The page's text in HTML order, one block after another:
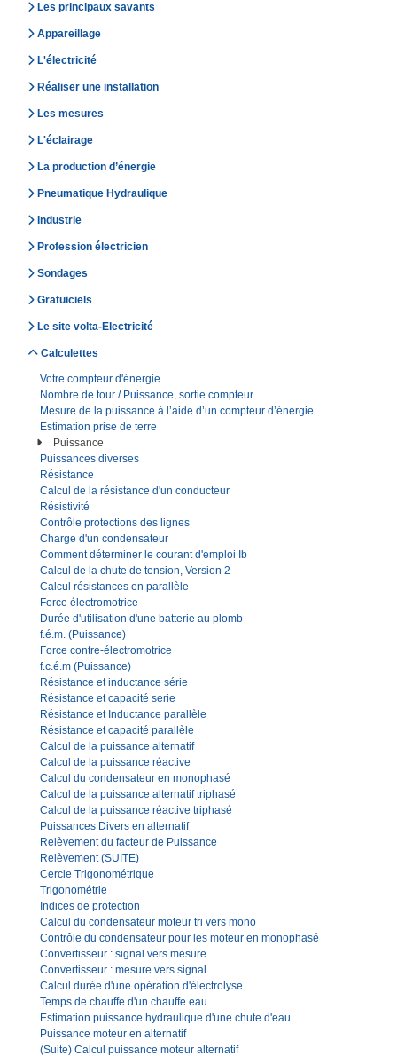
Les principaux savants
Appareillage
L'électricité
Réaliser une installation
Les mesures
L'éclairage
La production d’énergie
Pneumatique Hydraulique
Industrie
Profession électricien
Sondages
Gratuiciels
Le site volta-Electricité
Calculettes
Votre compteur d'énergie
Nombre de tour / Puissance, sortie compteur
Mesure de la puissance à l’aide d’un compteur d’énergie
Estimation prise de terre
Puissance
Puissances diverses
Résistance
Calcul de la résistance d'un conducteur
Résistivité
Contrôle protections des lignes
Charge d'un condensateur
Comment déterminer le courant d'emploi Ib
Calcul de la chute de tension, Version 2
Calcul résistances en parallèle
Force électromotrice
Durée d'utilisation d'une batterie au plomb
f.é.m. (Puissance)
Force contre-électromotrice
f.c.é.m (Puissance)
Résistance et inductance série
Résistance et capacité serie
Résistance et Inductance parallèle
Résistance et capacité parallèle
Calcul de la puissance alternatif
Calcul de la puissance réactive
Calcul du condensateur en monophasé
Calcul de la puissance alternatif triphasé
Calcul de la puissance réactive triphasé
Puissances Divers en alternatif
Relèvement du facteur de Puissance
Relèvement (SUITE)
Cercle Trigonométrique
Trigonométrie
Indices de protection
Calcul du condensateur moteur tri vers mono
Contrôle du condensateur pour les moteur en monophasé
Convertisseur : signal vers mesure
Convertisseur : mesure vers signal
Calcul durée d'une opération d'électrolyse
Temps de chauffe d'un chauffe eau
Estimation puissance hydraulique d'une chute d'eau
Puissance moteur en alternatif
(Suite) Calcul puissance moteur alternatif